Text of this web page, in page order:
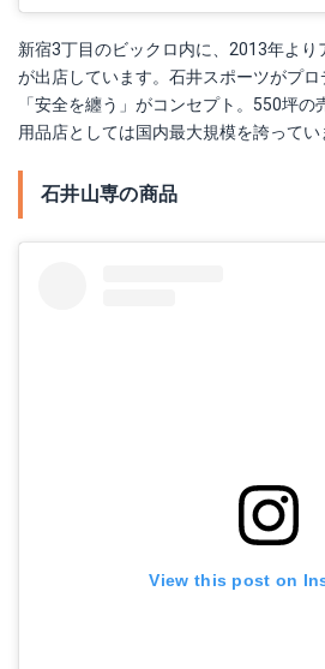
新宿3丁目のビックロ内に、2013年よ
が出店しています。石井スポーツがプロ
「安全を纏う」がコンセプト。550坪
用品店としては国内最大規模を誇ってい
石井山専の商品
View this post on